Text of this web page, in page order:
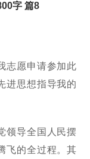
字 篇8
志愿申请参加此
进思想指导我的
领导全国人民摆
飞的全过程。其